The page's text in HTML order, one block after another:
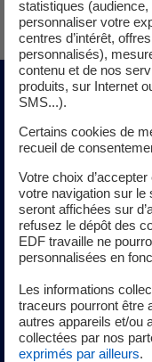
s'adapter aux
piscicoles.
Deux automates
poissons :
- L’automate
fonctionnement de
l’administration (500
chute aux entrées,
station de pompage,
statistiques
personnaliser votre
centres d’intérêt,
personnalisés),
contenu et de nos
produits, sur Internet
SMS...).
Certains cookies de
recueil de
Votre choix
votre navigation sur le
seront affichées sur
refusez le dépôt des
EDF travaille ne
personnalisées en
Les informations
traceurs pourront être
autres appareils et/ou
collectées par nos
exprimés par ailleurs.